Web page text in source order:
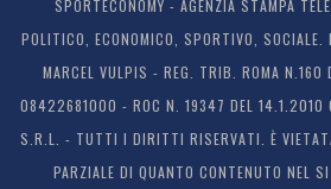
SPORTECONOMY - AGENZIA STAMPA
POLITICO, ECONOMICO, SPORTIVO, SOCIALE.
MARCEL VULPIS - REG. TRIB. ROMA
08422681000 - ROC N. 19347 DEL 14.1.2010
S.R.L. - TUTTI I DIRITTI RISERVATI. È
PARZIALE DI QUANTO CONTENUTO NEL